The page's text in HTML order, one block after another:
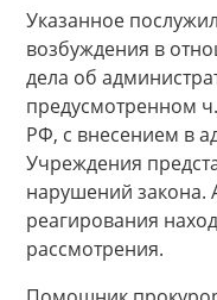
Указанное
возбуждения в
дела об
предусмотренном
РФ, с внесением в
Учреждения
нарушений закона.
реагирования
рассмотрения.